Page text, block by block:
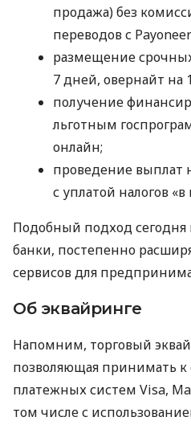
продажа) без
переводов с
размещение
7 дней, овернайт на
получение
льготным
онлайн;
проведение
с уплатой налогов
Подобный подход сегодня
банки, постепенно
сервисов для
Об эквайринге
Напомним, торговый
позволяющая принимать к
платежных систем Visa,
том числе с